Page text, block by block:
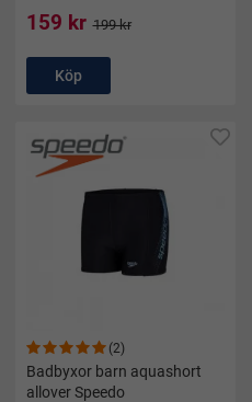
159 kr 199 kr
Köp
(2)
Badbyxor barn aquashort
allover Speedo